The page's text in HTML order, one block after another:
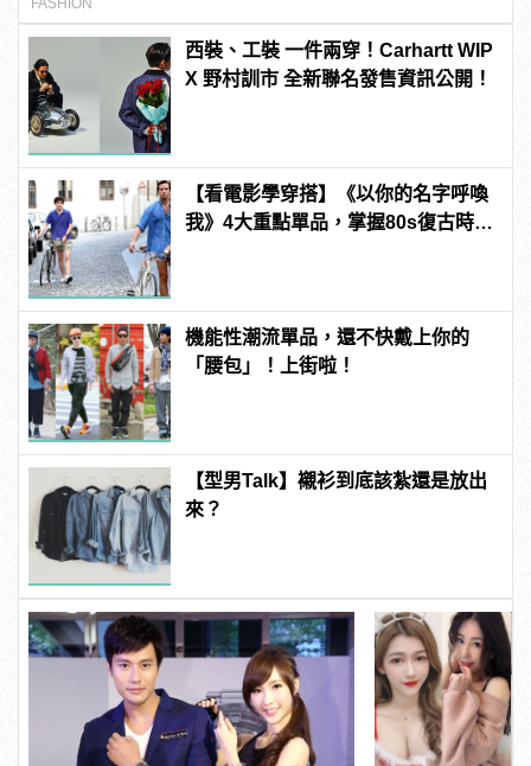
FASHION
西裝、工裝 一件兩穿！Carhartt WIP
X 野村訓市 全新聯名發售資訊公開！
【看電影學穿搭】《以你的名字呼喚
我》4大重點單品，掌握80s復古時裝
機能性潮流單品，還不快戴上你的
「腰包」！上街啦！
【型男Talk】襯衫到底該紮還是放出
來？